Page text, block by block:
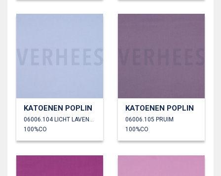
KATOENEN POPLIN
06006.104 LICHT LAVENDEL
100%CO
KATOENEN POPLIN
06006.105 PRUIM
100%CO